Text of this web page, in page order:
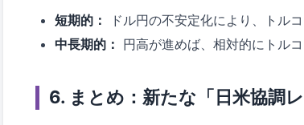
短期的：
ドル円の不安定化により、トル
中長期的： 円高が進めば、相対的にトル
6. まとめ：新たな「日米協調